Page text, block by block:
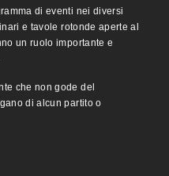
di eventi nei diversi
e tavole rotonde aperte al
un ruolo importante e
che non gode del
di alcun partito o